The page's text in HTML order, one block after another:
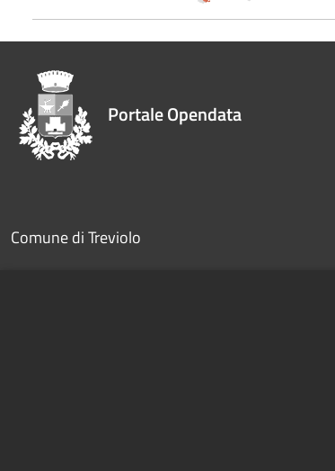
Portale Opendata
Comune di Treviolo